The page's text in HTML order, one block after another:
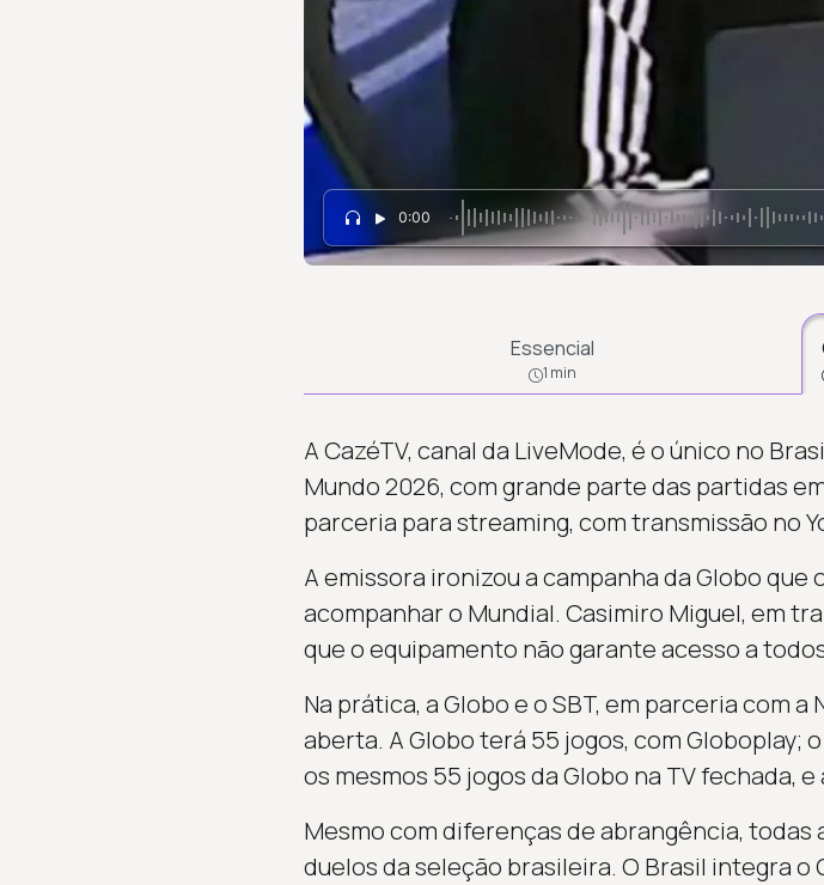
0:00
Essencial
1 min
A CazéTV, canal da LiveMode, é o único no
Mundo 2026, com grande parte das partidas
parceria para streaming, com transmissão no
A emissora ironizou a campanha da Globo
acompanhar o Mundial. Casimiro Miguel, em
que o equipamento não garante acesso a
Na prática, a Globo e o SBT, em parceria com
aberta. A Globo terá 55 jogos, com Globoplay;
os mesmos 55 jogos da Globo na TV fechada,
Mesmo com diferenças de abrangência,
duelos da seleção brasileira. O Brasil integra o